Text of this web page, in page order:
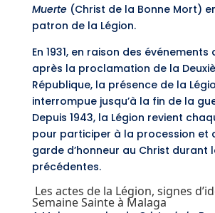
Muerte(Christ de la Bonne Mort)
patron de la Légion.
En 1931, en raison des événements
après la proclamation de la
République, la présence de la
interrompue jusqu’à la fin de la
Depuis 1943, la Légion revient
pour participer à la procession et
garde d’honneur au Christ durant
précédentes.
Les actes de la Légion, signes
Semaine Sainte à Malaga